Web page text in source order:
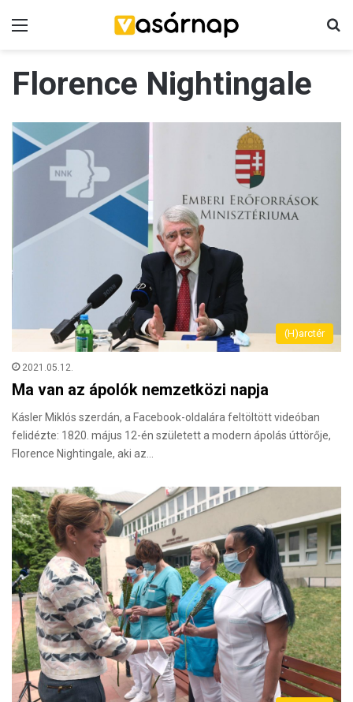
Florence Nightingale
(H)arctér
2021.05.12.
Ma van az ápolók nemzetközi napja
Kásler Miklós szerdán, a Facebook-oldalára feltöltött videóban
felidézte: 1820. május 12-én született a modern ápolás úttörője,
Florence Nightingale, aki az…